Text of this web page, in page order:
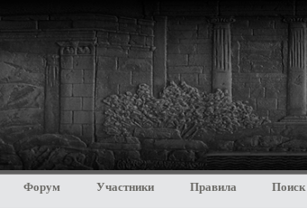
Форум Участники Правила Поиск